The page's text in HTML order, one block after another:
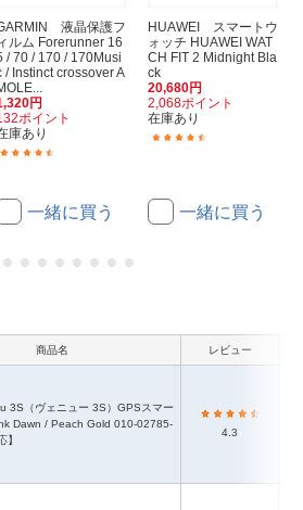
液晶保護フ
ルム Forerunner 16
/ 70 / 170 / 170Musi
/ Instinct crossover A
円
ポイント
庫あり
一緒に買う
HUAWEI スマートウ
ォッチ HUAWEI WAT
CH FIT 2 Midnight Bla
ck
20,680円
2,068ポイント
在庫あり
一緒に買う
商品名 レビュー
Dawn / Peach Gold 010-02785-
】
4.3